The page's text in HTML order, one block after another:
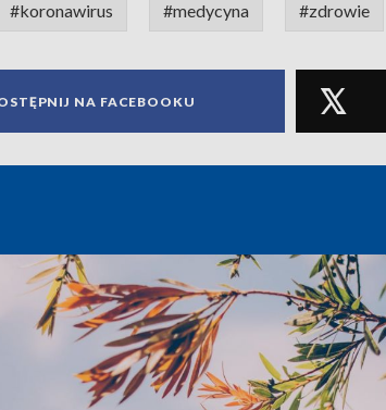
#koronawirus #medycyna #zdrowie
NA FACEBOOKU